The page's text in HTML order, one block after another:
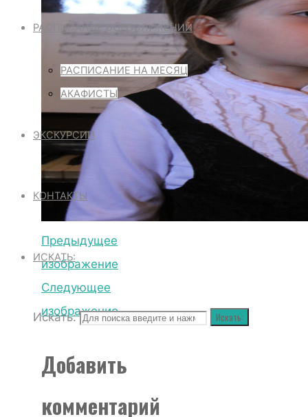
РАСПИСАНИЕ БОГОСЛУЖЕНИЙ
РАСПИСАНИЕ НА МЕСЯЦ
АКАФИСТЫ
ЭКСКУРСИИ
КОНТАКТЫ
ИСКАТЬ:
Искать: Искать:
Предыдущее
изображение
Следующее
изображение
Добавить
комментарий